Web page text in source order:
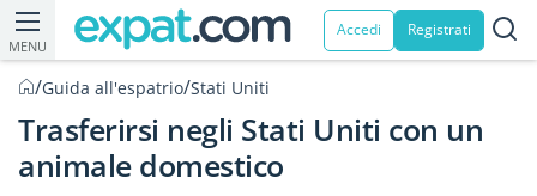
MENU
Accedi Registrati
/Guida all'espatrio/Stati Uniti
Trasferirsi negli Stati Uniti con un
animale domestico